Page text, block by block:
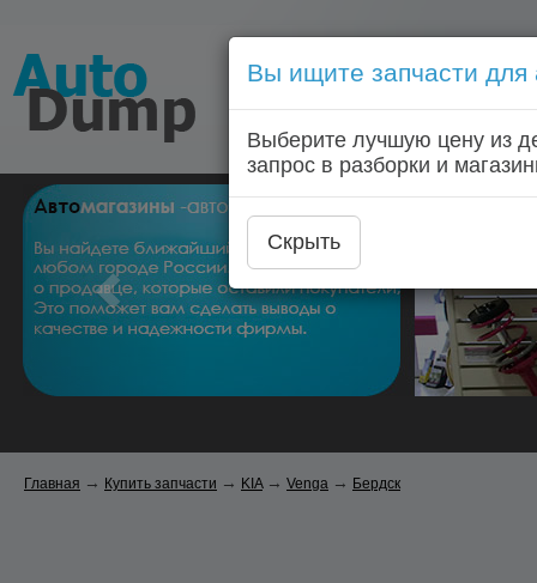
Голосовой запрос
Главная
Главная → Купить запчасти → KIA → Venga → Бердск
Вы ищите запчасти для
Выберите лучшую цену из
запрос в разборки и
Скрыть